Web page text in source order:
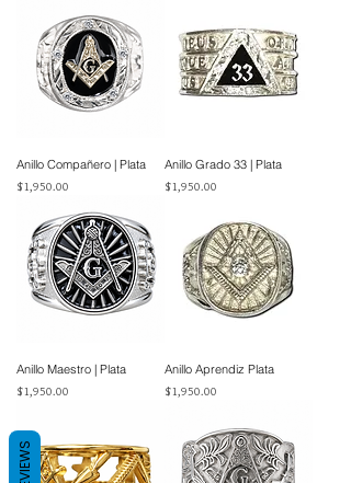
Anillo Compañero | Plata
Precio
$1,950.00
Anillo Grado 33 | Plata
Precio
$1,950.00
Anillo Maestro | Plata
Precio
$1,950.00
Anillo Aprendiz Plata
Precio
$1,950.00
REVIEWS